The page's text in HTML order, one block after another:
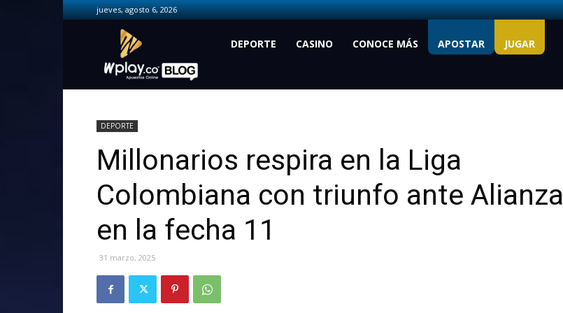
jueves, agosto 6, 2026
Wplay.co
DEPORTE CASINO CONOCE MÁS APOSTAR JUGAR
DEPORTE
Millonarios respira en la Liga
Colombiana con triunfo ante Alianza
en la fecha 11
31 marzo, 2025